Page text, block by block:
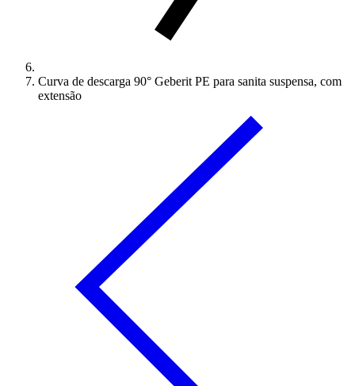
Curva de descarga 90° Geberit PE para sanita suspensa, com
extensão